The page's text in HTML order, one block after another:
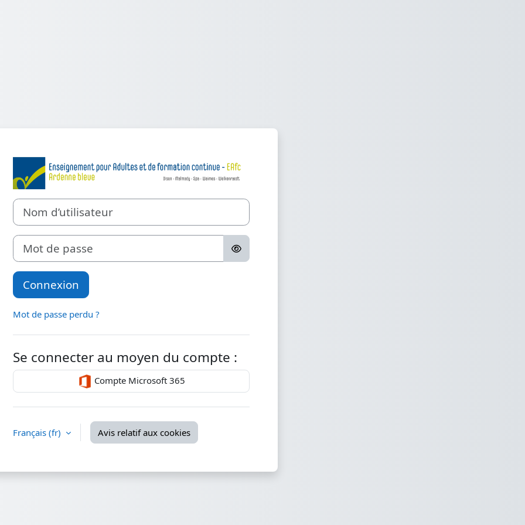
Connexion à Etablissement d'Enseignement
Nom d’utilisateur
Mot de passe
Connexion
Mot de passe perdu ?
Se connecter au moyen du compte :
Compte Microsoft 365
Français ‎(fr)‎ Avis relatif aux cookies